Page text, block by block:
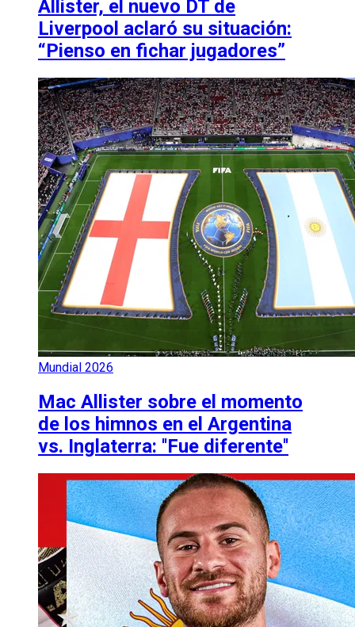
Allister, el nuevo DT de
Liverpool aclaró su situación:
“Pienso en fichar jugadores”
Mundial 2026
Mac Allister sobre el momento
de los himnos en el Argentina
vs. Inglaterra: ''Fue diferente''